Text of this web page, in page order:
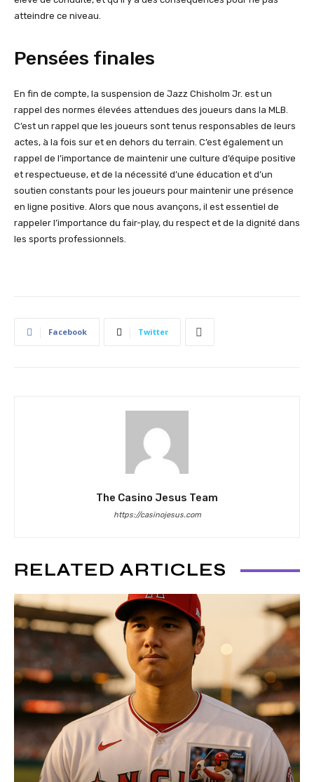
atteindre ce niveau.
Pensées finales
En fin de compte, la suspension de Jazz Chisholm Jr. est un
rappel des normes élevées attendues des joueurs dans la MLB.
C’est un rappel que les joueurs sont tenus responsables de leurs
actes, à la fois sur et en dehors du terrain. C’est également un
rappel de l’importance de maintenir une culture d’équipe positive
et respectueuse, et de la nécessité d’une éducation et d’un
soutien constants pour les joueurs pour maintenir une présence
en ligne positive. Alors que nous avançons, il est essentiel de
rappeler l’importance du fair-play, du respect et de la dignité dans
les sports professionnels.
Facebook Twitter
The Casino Jesus Team
https://casinojesus.com
RELATED ARTICLES